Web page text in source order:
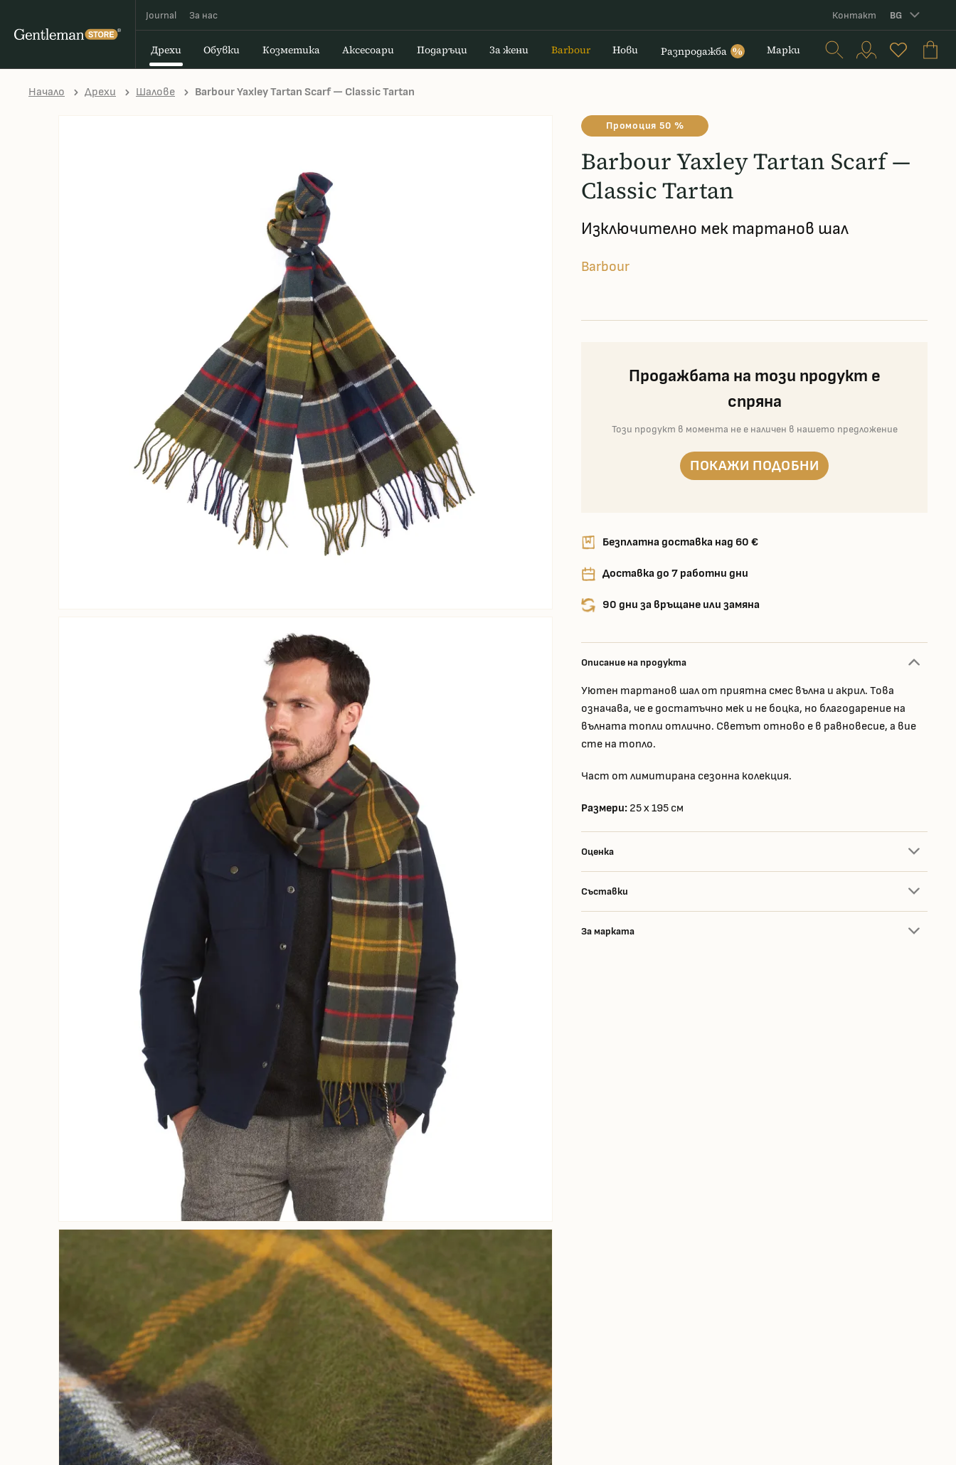
Journal За наc Контакт BG
Дрехи Обувки Козметика Аксесоари Подаръци За жени Barbour Нови Разпродажба % Марки
Начало Дрехи Шалове Barbour Yaxley Tartan Scarf — Classic Tartan
Промоция 50 %
Barbour Yaxley Tartan Scarf —
Classic Tartan
Изключително мек тартанов шал
Barbour
Продажбата на този продукт е
спряна
Този продукт в момента не е наличен в нашето предложение
ПОКАЖИ ПОДОБНИ
Безплатна доставка над 60 €
Доставка до 7 работни дни
90 дни за връщане или замяна
Описание на продукта
Уютен тартанов шал от приятна смес вълна и акрил. Това
означава, че е достатъчно мек и не боцка, но благодарение на
вълната топли отлично. Светът отново е в равновесие, а вие
сте на топло.
Част от лимитирана сезонна колекция.
Размери: 25 x 195 см
Оценка
Съставки
За марката